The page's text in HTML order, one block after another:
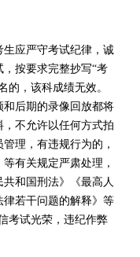
应严守考试纪律，诚
按要求完整抄写“考
的，该科成绩无效。
后期的录像回放都将
不允许以任何方式拍
理，有违规行为的，
有关规定严肃处理，
和国刑法》《最高人
律若干问题的解释》等
考试光荣，违纪作弊